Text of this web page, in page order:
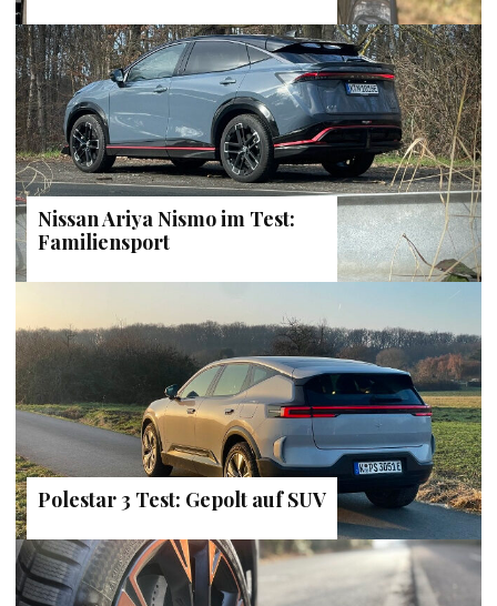
Nissan Ariya Nismo im Test:
Familiensport
Polestar 3 Test: Gepolt auf SUV